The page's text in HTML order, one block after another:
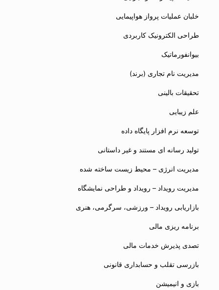
خلبان عملیات پرواز هواپیمایی
طراحی الکترونیک کاربردی
بیوانفورماتیک
مدیریت نام تجاری (برند)
تحقیقات بالینی
علم زیبایی
توسعه نرم افزار پایگاه داده
تولید رسانه ای مستند و غیر داستانی
مدیریت انرژی – محیط زیست ساخته شده
مدیریت رویداد – رویداد و طراحی نمایشگاه
بازاریابی رویداد – ورزشی، سرگرمی، هنری
برنامه ریزی مالی
تصدی پذیرش خدمات مالی
بازرسی تقلب و حسابداری قانونی
بازی و انیمیشن